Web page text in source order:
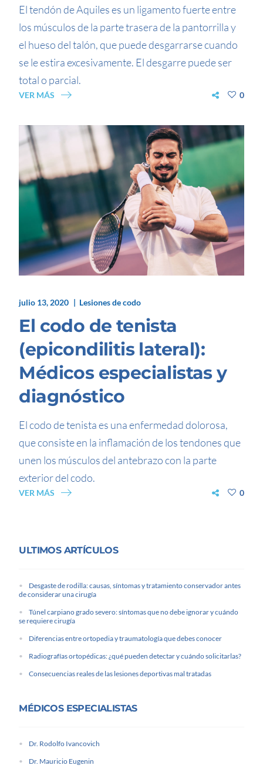
El tendón de Aquiles es un ligamento fuerte entre
los músculos de la parte trasera de la pantorrilla y
el hueso del talón, que puede desgarrarse cuando
se le estira excesivamente. El desgarre puede ser
total o parcial.
VER MÁS 0
julio 13, 2020 Lesiones de codo
El codo de tenista
(epicondilitis lateral):
Médicos especialistas y
diagnóstico
El codo de tenista es una enfermedad dolorosa,
que consiste en la inflamación de los tendones que
unen los músculos del antebrazo con la parte
exterior del codo.
VER MÁS 0
ULTIMOS ARTÍCULOS
Desgaste de rodilla: causas, síntomas y tratamiento conservador antes
de considerar una cirugía
Túnel carpiano grado severo: síntomas que no debe ignorar y cuándo
se requiere cirugía
Diferencias entre ortopedia y traumatología que debes conocer
Radiografías ortopédicas: ¿qué pueden detectar y cuándo solicitarlas?
Consecuencias reales de las lesiones deportivas mal tratadas
MÉDICOS ESPECIALISTAS
Dr. Rodolfo Ivancovich
Dr. Mauricio Eugenin